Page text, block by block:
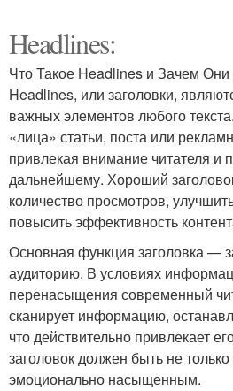
Headlines:
Что Такое Headlines и Зачем
Headlines, или заголовки,
важных элементов любого
«лица» статьи, поста или
привлекая внимание читателя и
дальнейшему. Хороший
количество просмотров,
повысить эффективность
Основная функция заголовка —
аудиторию. В условиях
перенасыщения современный
сканирует информацию,
что действительно привлекает
заголовок должен быть не
эмоционально насыщенным.